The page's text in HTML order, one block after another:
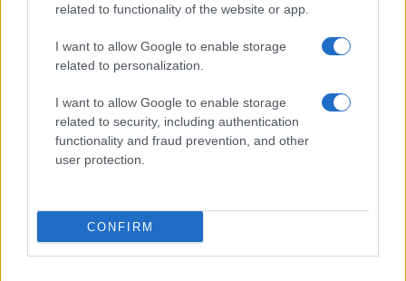
related to functionality of the website or app.
I want to allow Google to enable storage
related to personalization.
I want to allow Google to enable storage
related to security, including authentication
functionality and fraud prevention, and other
user protection.
CONFIRM
Analisi del mercato del lavoro bresciano nel primo
trimestre 2026
Edoardo Marchesi · 4 Ago 2026